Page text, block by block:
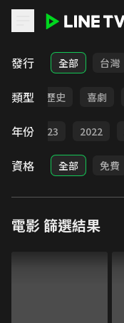
LINE TV - 電影
發行 全部 台灣
類型
動作 歷史 喜劇
年份 2023 2022
資格 全部 免費
電影篩選結果